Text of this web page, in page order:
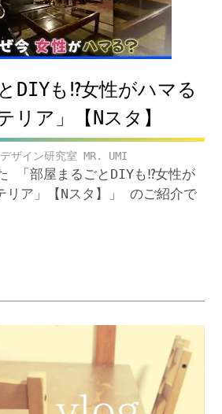
DIYも⁉女性がハマる
リア」【Nスタ】
デザイン研究室 MR. UMI
「部屋まるごとDIYも⁉女性が
リア」【Nスタ】」 のご紹介で